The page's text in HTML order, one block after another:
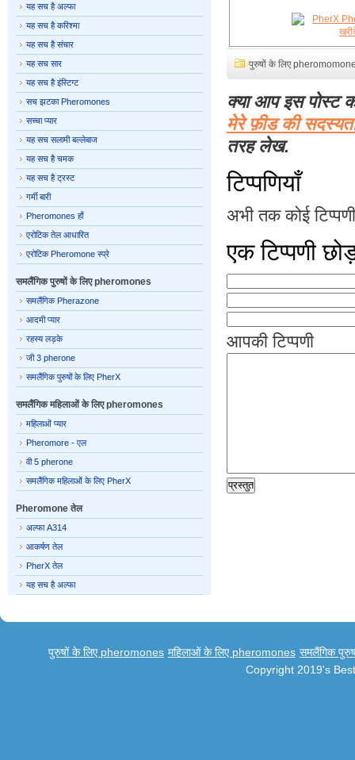
पुरुषों के लिए
क्या आप इस पोस्ट
मेरे फ़ीड की
तरह लेख.
टिप्पणियाँ
अभी तक कोई
एक टिप्पणी
आपकी टिप्पणी
यह सच है अल्फा
यह सच है करिश्मा
यह सच है संचार
यह सच सार
यह सच है इंस्टिग्ट
सच झटका Pheromones
सच्चा प्यार
यह सच सलामी बल्लेबाज
यह सच है चमक
यह सच है ट्रस्ट
गर्मी बारी
Pheromones हाँ
एरोटिक तेल आधारित
एरोटिक Pheromone स्प्रे
समलैंगिक पुरुषों के लिए pheromones
समलैंगिक Pherazone
आदमी प्यार
रहस्य लड़के
जी 3 pherone
समलैंगिक पुरुषों के लिए PherX
समलैंगिक महिलाओं के लिए pheromones
महिलाओं प्यार
Pheromore - एल
वी 5 pherone
समलैंगिक महिलाओं के लिए PherX
Pheromone तेल
अल्फा A314
आकर्षण तेल
PherX तेल
यह सच है अल्फा
पुरुषों के लिए pheromones महिलाओं के लिए pheromones समलैंगिक
Copyright 2019's